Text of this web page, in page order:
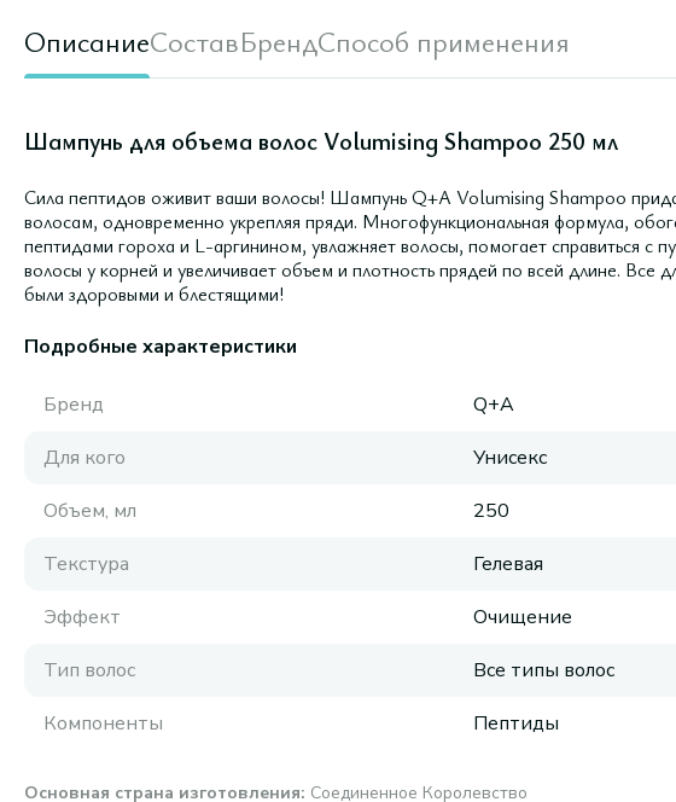
ОписаниеСоставБрендСпособ применения
Шампунь для объема волос Volumising Shampoo 250 мл
Сила пептидов оживит ваши волосы! Шампунь Q+A Volumising Shampoo
волосам, одновременно укрепляя пряди. Многофункциональная формула,
пептидами гороха и L-аргинином, увлажняет волосы, помогает справиться с
волосы у корней и увеличивает объем и плотность прядей по всей длине. Все
были здоровыми и блестящими!
Подробные характеристики
Бренд
Q+A
Для кого
Унисекс
Объем, мл
250
Текстура
Гелевая
Эффект
Очищение
Тип волос
Все типы волос
Компоненты
Пептиды
Основная страна изготовления: Соединенное Королевство